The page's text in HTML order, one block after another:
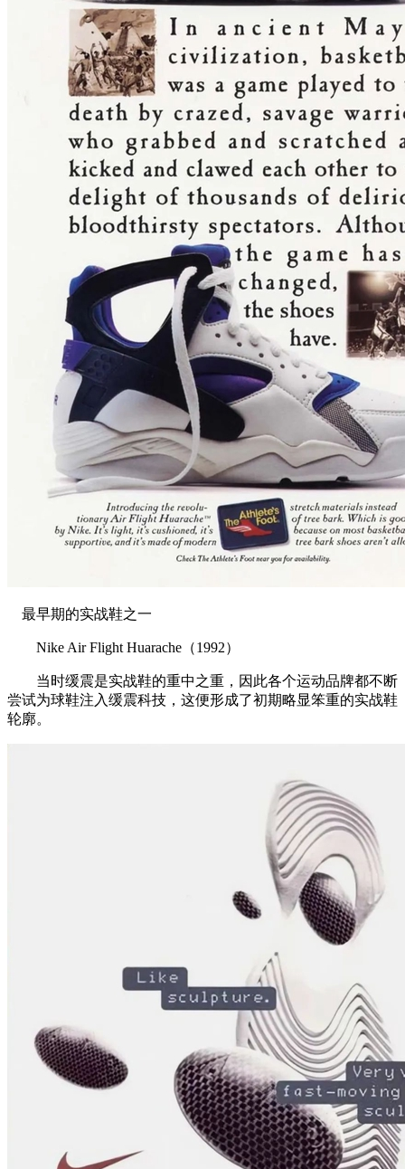
最早期的实战鞋之一
Nike Air Flight Huarache（1992）
当时缓震是实战鞋的重中之重，因此各个运动品牌都不断
尝试为球鞋注入缓震科技，这便形成了初期略显笨重的实战鞋
轮廓。